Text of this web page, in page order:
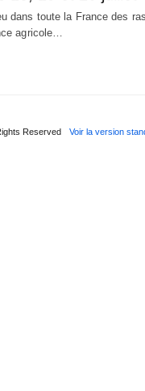
dans toute la France des
agricole…
Reserved Voir la version